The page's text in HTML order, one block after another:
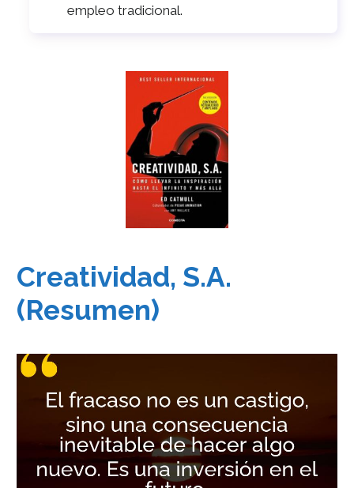
empleo tradicional.
Creatividad, S.A.
(Resumen)